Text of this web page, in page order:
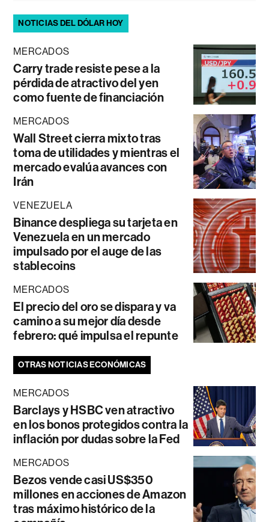
NOTICIAS DEL DÓLAR HOY
MERCADOS
Carry trade resiste pese a la
pérdida de atractivo del yen
como fuente de financiación
MERCADOS
Wall Street cierra mixto tras
toma de utilidades y mientras el
mercado evalúa avances con
Irán
VENEZUELA
Binance despliega su tarjeta en
Venezuela en un mercado
impulsado por el auge de las
stablecoins
MERCADOS
El precio del oro se dispara y va
camino a su mejor día desde
febrero: qué impulsa el repunte
OTRAS NOTICIAS ECONÓMICAS
MERCADOS
Barclays y HSBC ven atractivo
en los bonos protegidos contra la
inflación por dudas sobre la Fed
MERCADOS
Bezos vende casi US$350
millones en acciones de Amazon
tras máximo histórico de la